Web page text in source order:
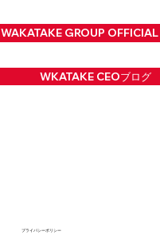
WAKATAKE GROUP OFFICIAL
WKATAKE CEOブログ
プライバシーポリシー